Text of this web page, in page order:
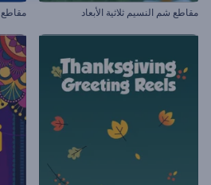
مقاطع شم النسيم ثلاثية الأبعاد مقاطع